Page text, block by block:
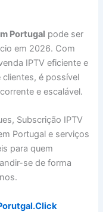
Portugal pode ser
em 2026. Com
IPTV eficiente e
clientes, é possível
e escalável.
Subscrição IPTV
Portugal e serviços
para quem
se de forma